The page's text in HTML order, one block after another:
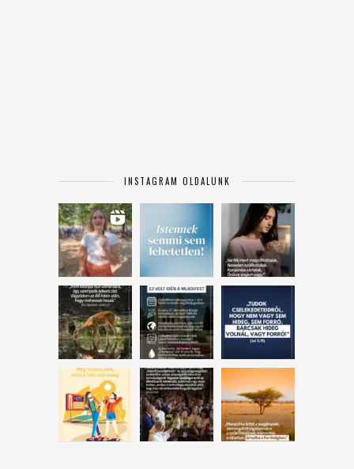
INSTAGRAM OLDALUNK